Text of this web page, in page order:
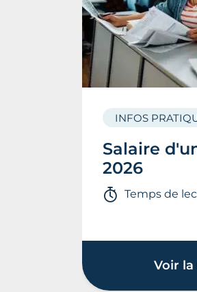
Salaire
2026
INFOS
Temps de
Voir la